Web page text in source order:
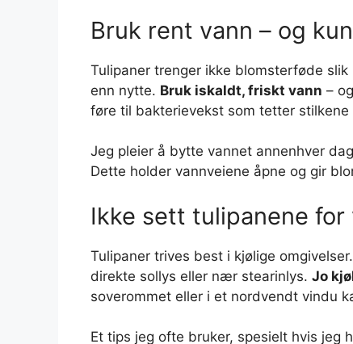
Bruk rent vann – og
Tulipaner trenger ikke blomsterføde
enn nytte. Bruk iskaldt, friskt vann –
føre til bakterievekst som tetter
Jeg pleier å bytte vannet annenhver
Dette holder vannveiene åpne og gir
Ikke sett tulipanene for
Tulipaner trives best i kjølige
direkte sollys eller nær stearinlys. Jo
soverommet eller i et nordvendt vindu
Et tips jeg ofte bruker, spesielt hvis jeg